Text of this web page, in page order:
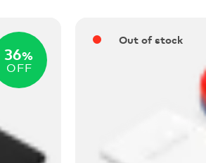
36%
OFF
Out of stock